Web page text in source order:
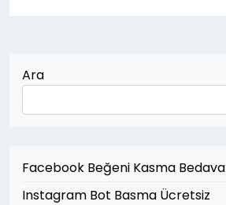
Ara
Facebook Beğeni Kasma Bedava
Instagram Bot Basma Ücretsiz